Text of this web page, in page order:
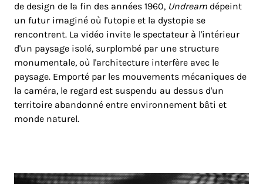
de design de la fin des années 1960, Undream dépeint
un futur imaginé où l'utopie et la dystopie se
rencontrent. La vidéo invite le spectateur à l'intérieur
d'un paysage isolé, surplombé par une structure
monumentale, où l'architecture interfère avec le
paysage. Emporté par les mouvements mécaniques de
la caméra, le regard est suspendu au dessus d'un
territoire abandonné entre environnement bâti et
monde naturel.